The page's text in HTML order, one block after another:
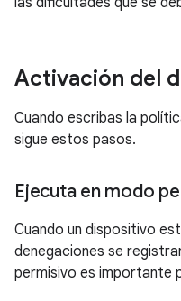
Activación del
Cuando escribas la
sigue estos pasos.
Ejecuta en modo
Cuando un dispositivo
denegaciones se
permisivo es importante